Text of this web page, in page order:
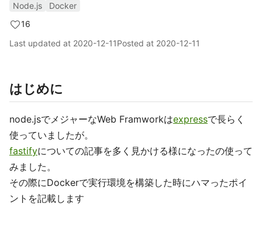
Node.js
Docker
16
Last updated at 2020-12-11Posted at 2020-12-11
はじめに
node.jsでメジャーなWeb Framworkはexpressで長らく
使っていましたが。
fastifyについての記事を多く見かける様になったの使って
みました。
その際にDockerで実行環境を構築した時にハマったポイ
ントを記載します